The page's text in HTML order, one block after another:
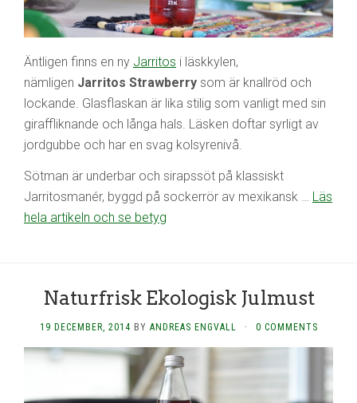
Äntligen finns en ny Jarritos i läskkylen,
nämligen Jarritos Strawberry som är knallröd och
lockande. Glasflaskan är lika stilig som vanligt med sin
giraffliknande och långa hals. Läsken doftar syrligt av
jordgubbe och har en svag kolsyrenivå.
Sötman är underbar och sirapssöt på klassiskt
Jarritosmanér, byggd på sockerrör av mexikansk … Läs
hela artikeln och se betyg
Naturfrisk Ekologisk Julmust
19 DECEMBER, 2014 BY ANDREAS ENGVALL · 0 COMMENTS